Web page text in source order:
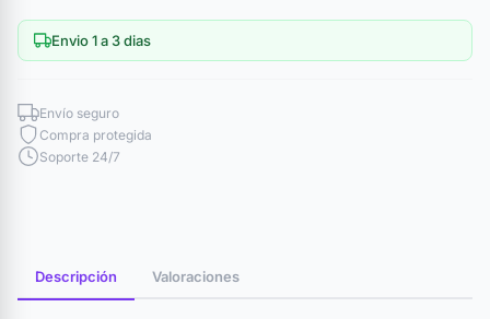
Envio 1 a 3 dias
Envío seguro
Compra protegida
Soporte 24/7
Descripción Valoraciones